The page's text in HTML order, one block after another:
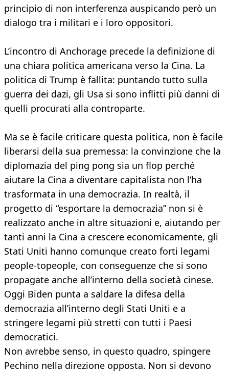
principio di non interferenza auspicando però un
dialogo tra i militari e i loro oppositori.
L’incontro di Anchorage precede la definizione di
una chiara politica americana verso la Cina. La
politica di Trump è fallita: puntando tutto sulla
guerra dei dazi, gli Usa si sono inflitti più danni di
quelli procurati alla controparte.
Ma se è facile criticare questa politica, non è facile
liberarsi della sua premessa: la convinzione che la
diplomazia del ping pong sia un flop perché
aiutare la Cina a diventare capitalista non l’ha
trasformata in una democrazia. In realtà, il
progetto di “esportare la democrazia” non si è
realizzato anche in altre situazioni e, aiutando per
tanti anni la Cina a crescere economicamente, gli
Stati Uniti hanno comunque creato forti legami
people-topeople, con conseguenze che si sono
propagate anche all’interno della società cinese.
Oggi Biden punta a saldare la difesa della
democrazia all’interno degli Stati Uniti e a
stringere legami più stretti con tutti i Paesi
democratici.
Non avrebbe senso, in questo quadro, spingere
Pechino nella direzione opposta. Non si devono